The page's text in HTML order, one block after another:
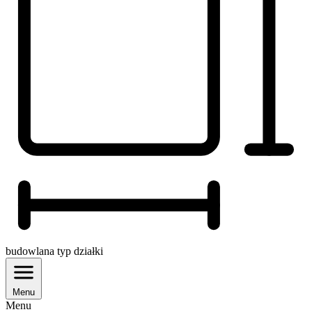
budowlana typ działki
Menu
Menu